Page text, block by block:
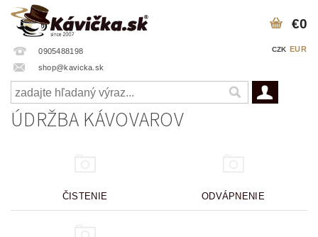
0905488198
shop@kavicka.sk
CZK EUR
€0
ÚDRŽBA KÁVOVAROV
ČISTENIE ODVÁPNENIE